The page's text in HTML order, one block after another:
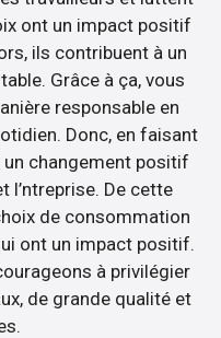
ont un impact positif
ils contribuent à un
Grâce à ça, vous
responsable en
Donc, en faisant
un changement positif
l’ntreprise. De cette
de consommation
ont un impact positif.
à privilégier
de grande qualité et